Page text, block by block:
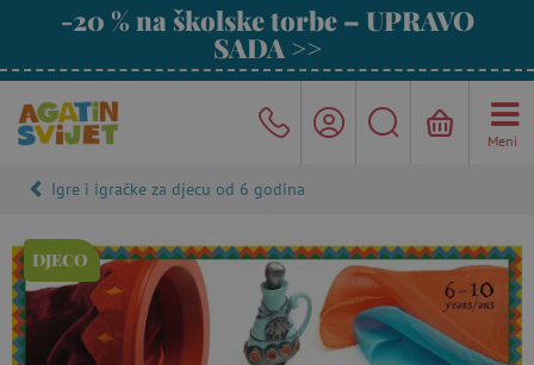
-20 % na školske torbe – UPRAVO
SADA >>
Meni
Igre i igračke za djecu od 6 godina
DJECO